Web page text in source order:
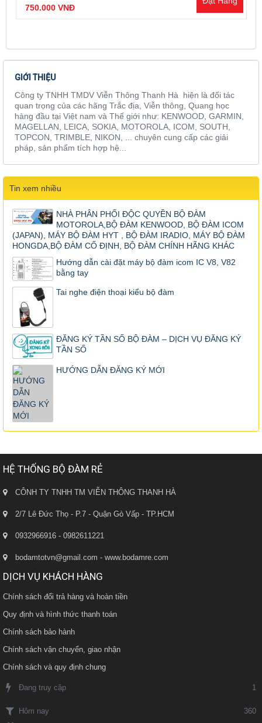
750.000 VNĐ
GIỚI THIỆU
Công ty TNHH TMDV Viễn Thông Thanh Hà hiện là đối tác
quan trọng của các hãng Trắc địa, Viễn thông, Quang học
hàng đầu tại Việt nam và Thế giới như: KENWOOD, GARMIN,
MAGELLAN, LEICA, SOKIA, MOTOROLA, ICOM, SOUTH,
TOPCON, TRIMBLE, NIKON, ... chuyên cung cấp các giải
pháp, sản phẩm tích hợp hệ...
Tin xem nhiều
NHÀ PHÂN PHỐI ĐỘC QUYỀN BỘ ĐÀM
MOTOROLA,BỘ ĐÀM KENWOOD, BỘ ĐÀM ICOM
(JAPAN), MÁY BỘ ĐÀM HYT , BỘ ĐÀM IRADIO, MÁY BỘ ĐÀM
HONGDA,BỘ ĐÀM CỐ ĐỊNH, BỘ ĐÀM CHÍNH HÃNG KHÁC
Hướng dẫn cài đặt máy bộ đàm icom IC V8, V82
bằng tay
Tai nghe điện thoại kiểu bộ đàm
ĐĂNG KÝ TẦN SỐ BỘ ĐÀM – DỊCH VỤ ĐĂNG KÝ
TẦN SỐ
HƯỚNG DẪN ĐĂNG KÝ MỚI
HỆ THỐNG BỘ ĐÀM RẺ
CÔNH TY TNHH TM VIỄN THÔNG THANH HÀ
2/7 Lê Đức Thọ - P.7 - Quận Gò Vấp - TP.HCM
0932966916 - 0982611221
bodamtotvn@gmail.com - www.bodamre.com
DỊCH VỤ KHÁCH HÀNG
Chính sách đổi trả hàng và hoàn tiền
Quy định và hình thức thanh toán
Chính sách bảo hành
Chính sách vận chuyển, giao nhận
Chính sách và quy định chung
Đang truy cập 1
Hôm nay 360